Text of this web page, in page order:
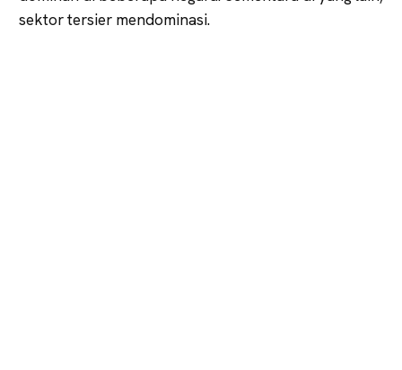
sektor tersier mendominasi.